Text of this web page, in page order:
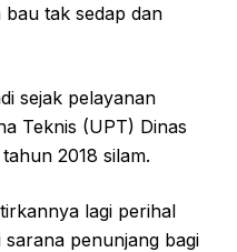
tak sedap dan
sejak pelayanan
Teknis (UPT) Dinas
2018 silam.
lagi perihal
penunjang bagi